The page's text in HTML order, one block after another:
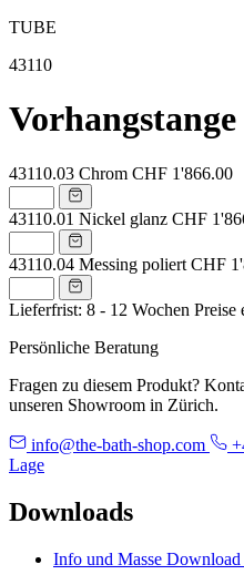
TUBE
43110
43110.03 Chrom CHF 1'866.00
43110.01 Nickel glanz CHF
43110.04 Messing poliert CHF
Lieferfrist: 8 - 12 Wochen Preise
Persönliche Beratung
Fragen zu diesem Produkt?
unseren Showroom in Zürich.
info@the-bath-shop.com
Lage
Downloads
Info und Masse Download